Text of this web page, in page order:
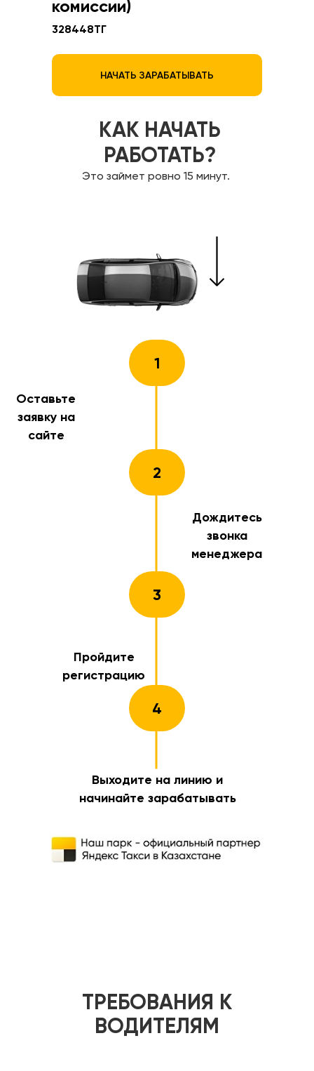
комиссии)
328448ТГ
НАЧАТЬ ЗАРАБАТЫВАТЬ
Оставьте
заявку на
сайте
1
КАК НАЧАТЬ
РАБОТАТЬ?
Дождитесь
звонка
менеджера
2
Пройдите
регистрацию
3
4
Это займет ровно 15 минут.
Выходите на линию и
начинайте зарабатывать
ТРЕБОВАНИЯ К
ВОДИТЕЛЯМ